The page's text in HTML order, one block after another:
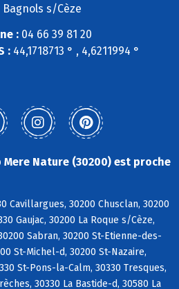
s/Cèze
:04 66 39 81 20
:44,1718713 ° , 4,6211994 °
Nature (30200) est proche
Cavillargues, 30200 Chusclan, 30200
Gaujac, 30200 La Roque s/Cèze,
Sabran, 30200 St-Etienne-des-
St-Michel-d, 30200 St-Nazaire,
St-Pons-la-Calm, 30330 Tresques,
30330 La Bastide-d, 30580 La